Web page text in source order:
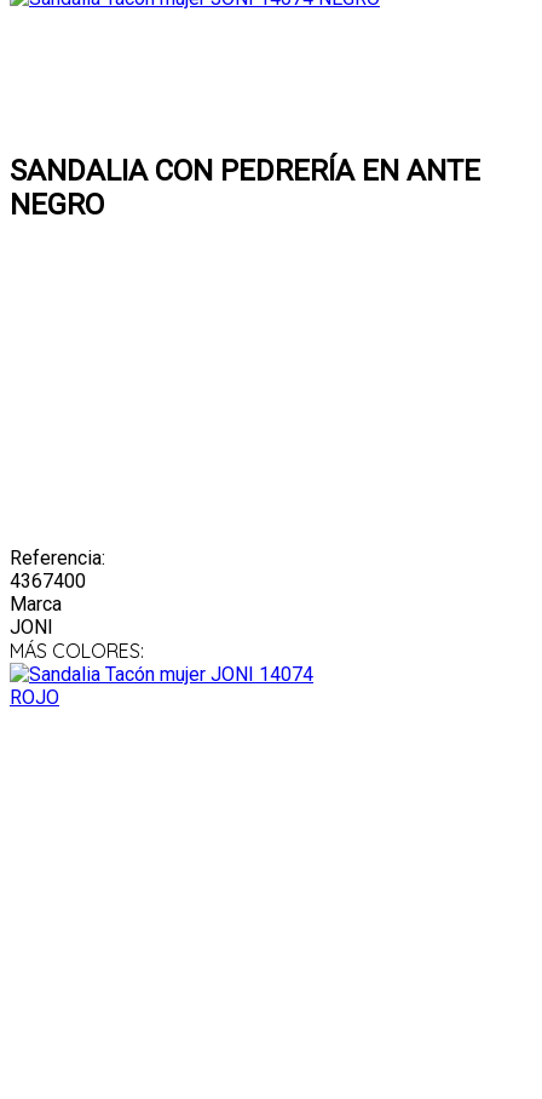
SANDALIA CON PEDRERÍA EN ANTE
NEGRO
Referencia:
4367400
Marca
JONI
MÁS COLORES: